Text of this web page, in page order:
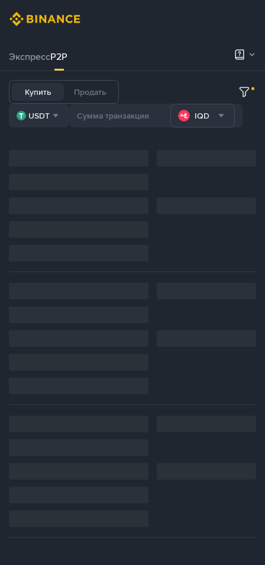
ЭкспрессP2P
Купить Продать
USDT IQD